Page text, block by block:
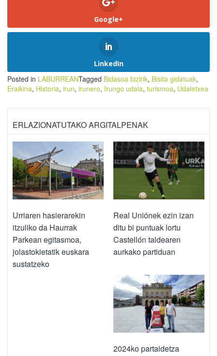
Google+
LinkedIn
Posted in LABURREANTagged Bidasoa bizirik, Bisita gidatuak,
Eraikina, Historia, irun, irunero, Irungo udala, turismoa, Udaletxea
ERLAZIONATUTAKO ARGITALPENAK
Urriaren hasierarekin
itzuliko da Haurrak
Parkean egitasmoa,
jolastokietatik euskara
sustatzeko
Real Uniónek ezin izan
ditu bi puntuak lortu
Castellón taldearen
aurkako partiduan
2024ko partaidetza